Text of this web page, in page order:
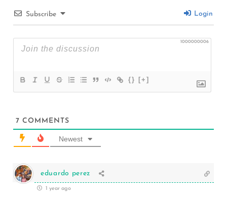
Subscribe Login
1000000006
{} [+]
7 COMMENTS
Newest
eduardo perez
1 year ago